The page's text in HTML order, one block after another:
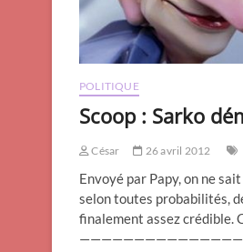
POLITIQUE
Scoop : Sarko
César 26 avril 2012
Envoyé par Papy, on ne
selon toutes probabilités,
finalement assez crédible.